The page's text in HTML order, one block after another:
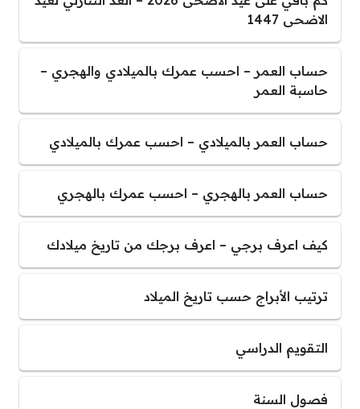
الاضحى 1447
حساب العمر – احسب عمرك بالميلادي والهجري –
حاسبة العمر
حساب العمر بالميلادي – احسب عمرك بالميلادي
حساب العمر بالهجري – احسب عمرك بالهجري
كيف اعرف برجي – اعرف برجك من تاريخ ميلادك
ترتيب الأبراج حسب تاريخ الميلاد
التقويم الدراسي
فصول السنة